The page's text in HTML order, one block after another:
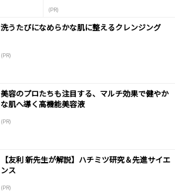
(PR)
洗うたびになめらかな肌に整えるクレンジング
(PR)
美容のプロたちも注目する、マルチ効果で健やか
な肌へ導く高機能美容液
(PR)
【友利 新先生が解説】ハチミツ研究＆先進サイエ
ンス
(PR)